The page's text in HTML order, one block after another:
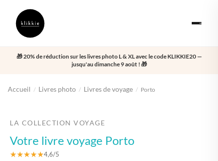
🎁 20% de réduction sur les livres photo L & XL avec le code KLIKKIE20 —
jusqu'au dimanche 9 août ! 🎁
Accueil / Livres photo / Livres de voyage / Porto
LA COLLECTION VOYAGE
Votre livre voyage Porto
★★★★★4,6/5